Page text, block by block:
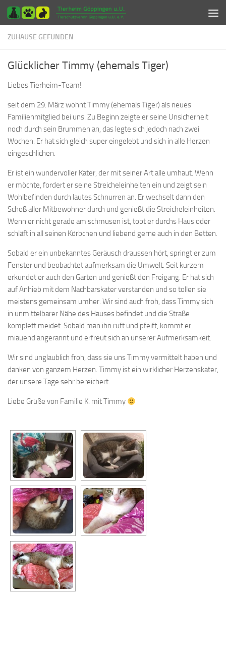
Zum Inhalt springen
ZUHAUSE GEFUNDEN
Glücklicher Timmy (ehemals Tiger)
Liebes Tierheim-Team!
seit dem 29. März wohnt Timmy (ehemals Tiger) als neues
Familienmitglied bei uns. Zu Beginn zeigte er seine Unsicherheit
noch durch sein Brummen an, das legte sich jedoch nach zwei
Wochen. Er hat sich gleich super eingelebt und sich in alle Herzen
eingeschlichen.
Er ist ein wundervoller Kater, der mit seiner Art alle umhaut. Wenn
er möchte, fordert er seine Streicheleinheiten ein und zeigt sein
Wohlbefinden durch lautes Schnurren an. Er wechselt dann den
Schoß aller Mitbewohner durch und genießt die Streicheleinheiten.
Wenn er nicht gerade am schmusen ist, tobt er durchs Haus oder
schläft in all seinen Körbchen und liebend gerne auch in den Betten.
Sobald er ein unbekanntes Geräusch draussen hört, springt er zum
Fenster und beobachtet aufmerksam die Umwelt. Seit kurzem
erkundet er auch den Garten und genießt den Freigang. Er hat sich
auf Anhieb mit dem Nachbarskater verstanden und so tollen sie
meistens gemeinsam umher. Wir sind auch froh, dass Timmy sich
in unmittelbarer Nähe des Hauses befindet und die Straße
komplett meidet. Sobald man ihn ruft und pfeift, kommt er
miauend angerannt und erfreut sich an unserer Aufmerksamkeit.
Wir sind unglaublich froh, dass sie uns Timmy vermittelt haben und
danken von ganzem Herzen. Timmy ist ein wirklicher Herzenskater,
der unsere Tage sehr bereichert.
Liebe Grüße von Familie K. mit Timmy